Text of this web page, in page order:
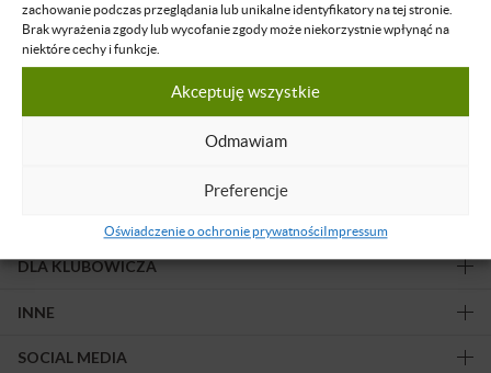
zachowanie podczas przeglądania lub unikalne identyfikatory na tej stronie.
Brak wyrażenia zgody lub wycofanie zgody może niekorzystnie wpłynąć na
niektóre cechy i funkcje.
Akceptuję wszystkie
Odmawiam
Preferencje
Oświadczenie o ochronie prywatnościImpressum
Obserwuj nas!
DLA KLUBOWICZA
INNE
SOCIAL MEDIA